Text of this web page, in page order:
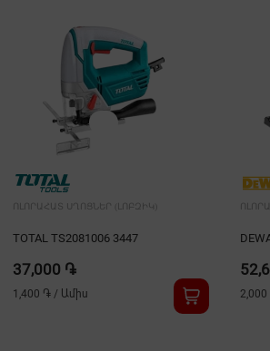
ՈԼՈՐԱՀԱՏ ՍՂՈՑՆԵՐ (ԼՈԲԶԻԿ)
TOTAL TS2081006 3447
37,000 ֏
1,400 ֏ / Ամիս